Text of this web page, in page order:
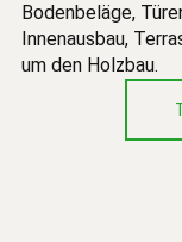
Bodenbeläge,
Innenausbau,
um den Holzbau.